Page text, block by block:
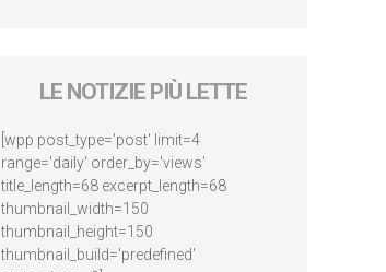
LE NOTIZIE PIÙ LETTE
[wpp post_type='post' limit=4
range='daily' order_by='views'
title_length=68 excerpt_length=68
thumbnail_width=150
thumbnail_height=150
thumbnail_build='predefined'